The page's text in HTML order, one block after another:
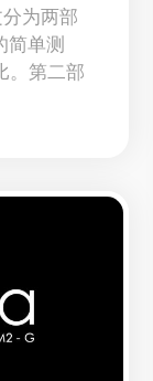
为两部
简单测
。第二部